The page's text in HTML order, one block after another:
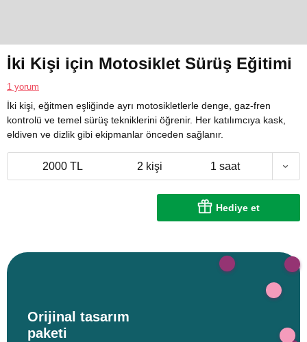
İki Kişi için Motosiklet Sürüş Eğitimi
1 yorum
İki kişi, eğitmen eşliğinde ayrı motosikletlerle denge, gaz-fren
kontrolü ve temel sürüş tekniklerini öğrenir. Her katılımcıya kask,
eldiven ve dizlik gibi ekipmanlar önceden sağlanır.
2000 TL 2 kişi 1 saat
Hediye et
Orijinal tasarım
paketi